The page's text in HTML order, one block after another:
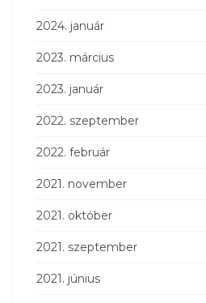
2024. január
2023. március
2023. január
2022. szeptember
2022. február
2021. november
2021. október
2021. szeptember
2021. június